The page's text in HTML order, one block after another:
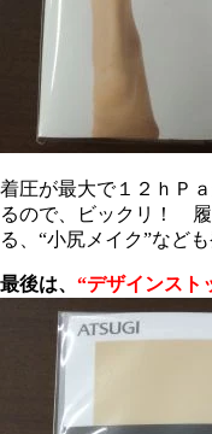
着圧が最大で１２ｈＰ
るので、ビックリ！
る、“小尻メイク”など
最後は、 “デザインスト